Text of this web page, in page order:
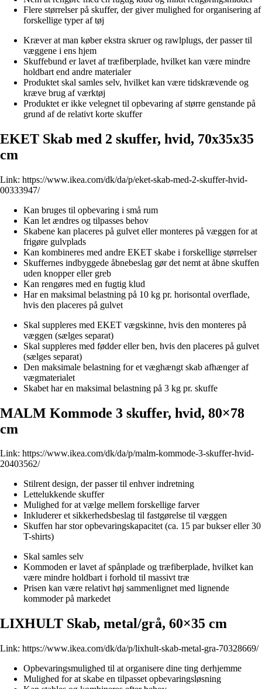
Flere størrelser på skuffer, der giver mulighed for organisering af
forskellige typer af tøj
Kræver at man køber ekstra skruer og rawlplugs, der passer til
væggene i ens hjem
Skuffebund er lavet af træfiberplade, hvilket kan være mindre
holdbart end andre materialer
Produktet skal samles selv, hvilket kan være tidskrævende og
kræve brug af værktøj
Produktet er ikke velegnet til opbevaring af større genstande på
grund af de relativt korte skuffer
EKET Skab med 2 skuffer, hvid, 70x35x35
cm
Link: https://www.ikea.com/dk/da/p/eket-skab-med-2-skuffer-hvid-
00333947/
Kan bruges til opbevaring i små rum
Kan let ændres og tilpasses behov
Skabene kan placeres på gulvet eller monteres på væggen for at
frigøre gulvplads
Kan kombineres med andre EKET skabe i forskellige størrelser
Skuffernes indbyggede åbnebeslag gør det nemt at åbne skuffen
uden knopper eller greb
Kan rengøres med en fugtig klud
Har en maksimal belastning på 10 kg pr. horisontal overflade,
hvis den placeres på gulvet
Skal suppleres med EKET vægskinne, hvis den monteres på
væggen (sælges separat)
Skal suppleres med fødder eller ben, hvis den placeres på gulvet
(sælges separat)
Den maksimale belastning for et væghængt skab afhænger af
vægmaterialet
Skabet har en maksimal belastning på 3 kg pr. skuffe
MALM Kommode 3 skuffer, hvid, 80×78
cm
Link: https://www.ikea.com/dk/da/p/malm-kommode-3-skuffer-hvid-
20403562/
Stilrent design, der passer til enhver indretning
Lettelukkende skuffer
Mulighed for at vælge mellem forskellige farver
Inkluderer et sikkerhedsbeslag til fastgørelse til væggen
Skuffen har stor opbevaringskapacitet (ca. 15 par bukser eller 30
T-shirts)
Skal samles selv
Kommoden er lavet af spånplade og træfiberplade, hvilket kan
være mindre holdbart i forhold til massivt træ
Prisen kan være relativt høj sammenlignet med lignende
kommoder på markedet
LIXHULT Skab, metal/grå, 60×35 cm
Link: https://www.ikea.com/dk/da/p/lixhult-skab-metal-gra-70328669/
Opbevaringsmulighed til at organisere dine ting derhjemme
Mulighed for at skabe en tilpasset opbevaringsløsning